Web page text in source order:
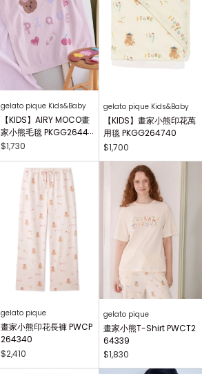
gelato pique Kids&Baby
【KIDS】AIRY MOCO畫
家小熊毛毯 PKGG26441
7
$1,730
gelato pique Kids&Baby
【KIDS】畫家小熊印花萬
用毯 PKGG264740
$1,700
gelato pique
畫家小熊印花長褲 PWCP
264340
$2,410
gelato pique
畫家小熊T-Shirt PWCT2
64339
$1,830